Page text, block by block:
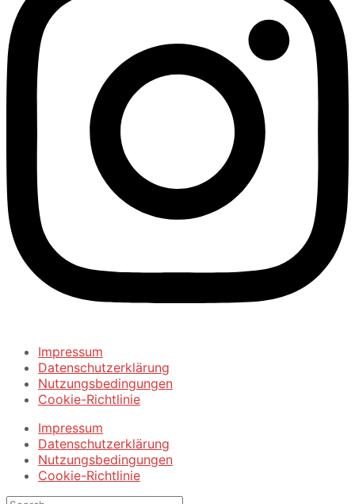
Impressum
Datenschutzerklärung
Nutzungsbedingungen
Cookie-Richtlinie
Impressum
Datenschutzerklärung
Nutzungsbedingungen
Cookie-Richtlinie